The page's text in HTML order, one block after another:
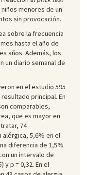
menores de un
sin provocación.
sobre la frecuencia
hasta el año de
años. Además, los
un diario semanal de
en el estudio 595
resultado principal. En
comparables,
que es mayor en
74
5,6% en el
diferencia de 1,5%
un intervalo de
y p = 0,32. En el